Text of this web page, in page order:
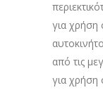
για χρήση
από τις
για χρήση